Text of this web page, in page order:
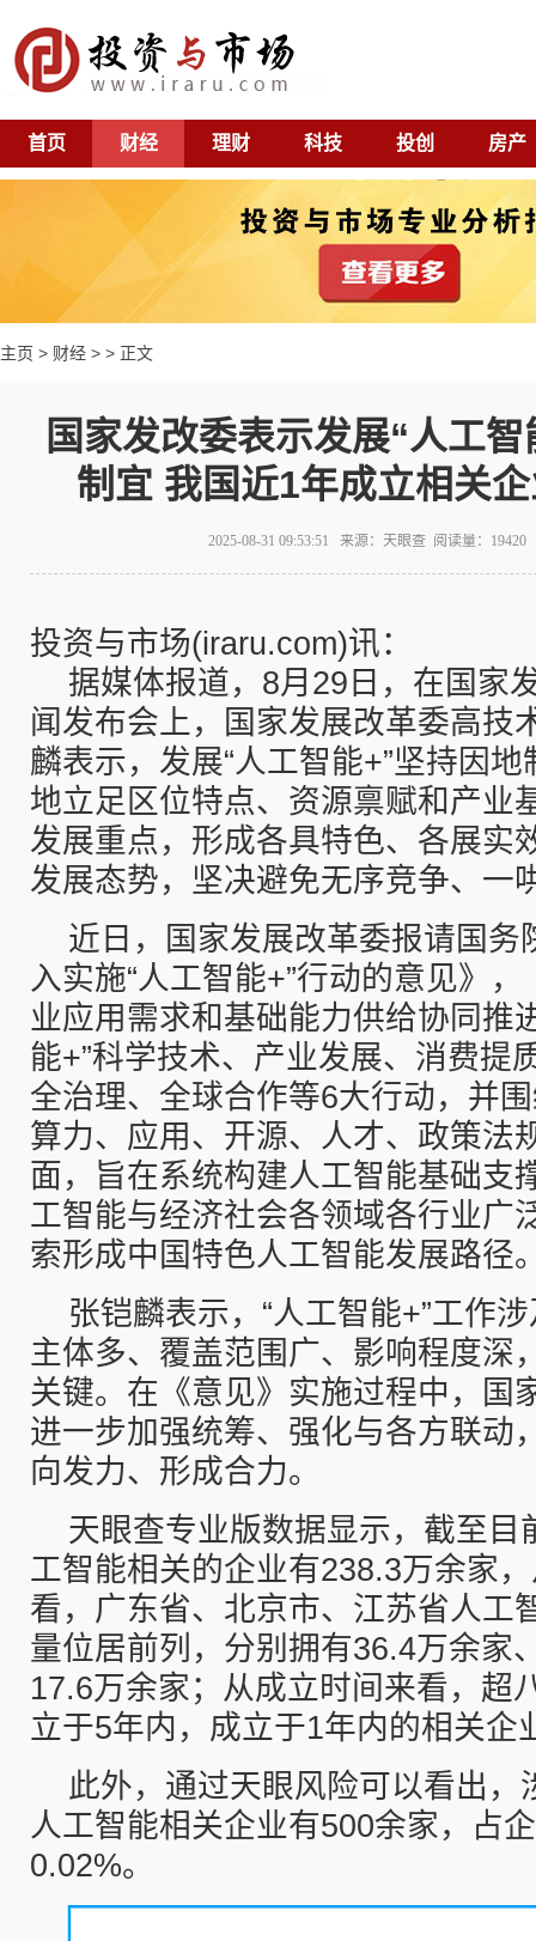
首页 财经 理财 科技 投创 房产
主页 > 财经 > > 正文
国家发改委表示发展“人工
制宜 我国近1年成立相关
2025-08-31 09:53:51 来源：天眼查 阅读量：
投资与市场(iraru.com)讯：
据媒体报道，8月29日，在国家
闻发布会上，国家发展改革委高技
麟表示，发展“人工智能+”坚持因
地立足区位特点、资源禀赋和产业
发展重点，形成各具特色、各展实
发展态势，坚决避免无序竞争、一
近日，国家发展改革委报请国务
入实施“人工智能+”行动的意见》
业应用需求和基础能力供给协同推
能+”科学技术、产业发展、消费提
全治理、全球合作等6大行动，并
算力、应用、开源、人才、政策法
面，旨在系统构建人工智能基础支
工智能与经济社会各领域各行业广
索形成中国特色人工智能发展路径
张铠麟表示，“人工智能+”工作
主体多、覆盖范围广、影响程度深
关键。在《意见》实施过程中，国
进一步加强统筹、强化与各方联动
向发力、形成合力。
天眼查专业版数据显示，截至目
工智能相关的企业有238.3万余家
看，广东省、北京市、江苏省人工
量位居前列，分别拥有36.4万余家
17.6万余家；从成立时间来看，超
立于5年内，成立于1年内的相关企
此外，通过天眼风险可以看出，
人工智能相关企业有500余家，占
0.02%。